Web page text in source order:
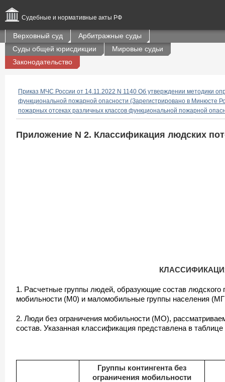
Судебные и нормативные акты РФ
Верховный суд
Арбитражные суды
Суды общей юрисдикции
Мировые судьи
Законодательство
Приказ МЧС России от 14.11.2022 N 1140 Об утверждении методики
функциональной пожарной опасности (Зарегистрировано в Минюсте
пожарных отсеках различных классов функциональной пожарной
Приложение N 2. Классификация людских
1. Расчетные группы людей, образующие состав людского
мобильности (М0) и маломобильные группы населения
2. Люди без ограничения мобильности (МО),
состав. Указанная классификация представлена в
Группы контингента без
ограничения мобильности